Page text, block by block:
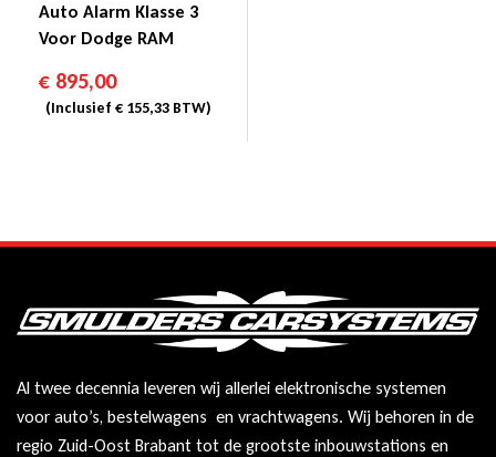
Auto Alarm Klasse 3
Voor Dodge RAM
€ 895,00
(Inclusief € 155,33 BTW)
Al twee decennia leveren wij allerlei elektronische systemen
voor auto’s, bestelwagens en vrachtwagens. Wij behoren in de
regio Zuid-Oost Brabant tot de grootste inbouwstations en